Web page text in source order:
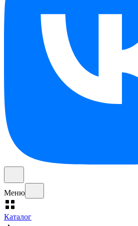
Меню
Каталог